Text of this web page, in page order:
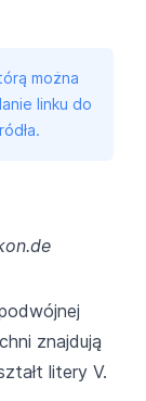
można
linku do
znajdują
litery V.